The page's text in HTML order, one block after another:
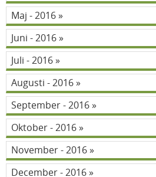
Maj - 2016
Juni - 2016
Juli - 2016
Augusti - 2016
September - 2016
Oktober - 2016
November - 2016
December - 2016